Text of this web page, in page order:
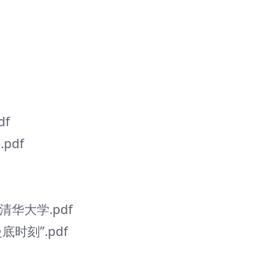
.pdf
华大学.pdf
时刻”.pdf